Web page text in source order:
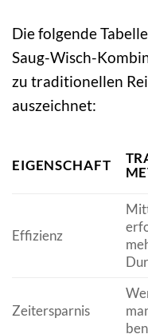
Die folgende
Saug-Wisch-
zu traditionellen
auszeichnet:
EIGENSCHAFT
Effizienz
Zeitersparnis